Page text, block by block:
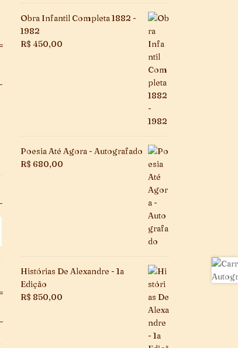
Obra Infantil Completa 1882 -
1982
R$ 450,00
Poesia Até Agora - Autografado
R$ 680,00
Histórias De Alexandre - 1a
Edição
R$ 850,00